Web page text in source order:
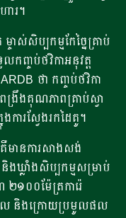
ារ។
ស់សិប្បកម្មកែច្នៃគ្រាប់
ញ្ចប់ថវិកាអនុវត្ត
ថា កញ្ចប់ថវិកា
ង្រឹងគុណភាពគ្រាប់ស្វា
ារស្វែងរកដៃគូ។
មានការសាងសង់
ងឃ្លាំងសិប្បកម្មសម្រាប់
១០០ម៉ែត្រការ៉េ
ល និងក្រោយប្រមូលផល